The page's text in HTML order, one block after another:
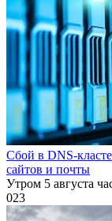
Сбой в DNS-
сайтов и почты
Утром 5 августа
023